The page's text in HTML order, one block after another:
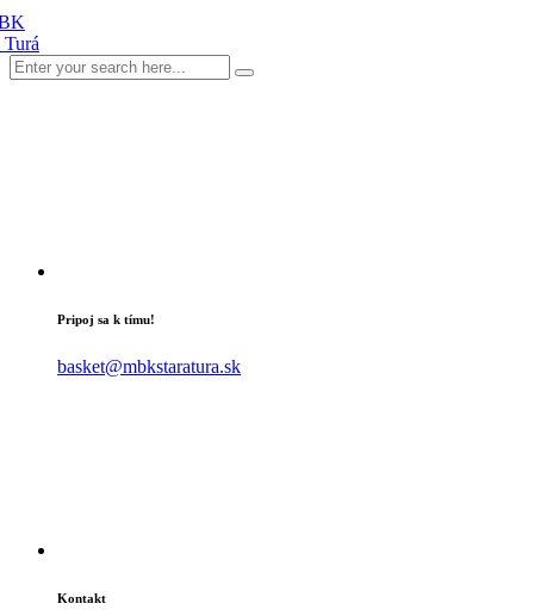
Pripoj sa k tímu!
basket@mbkstaratura.sk
Kontakt